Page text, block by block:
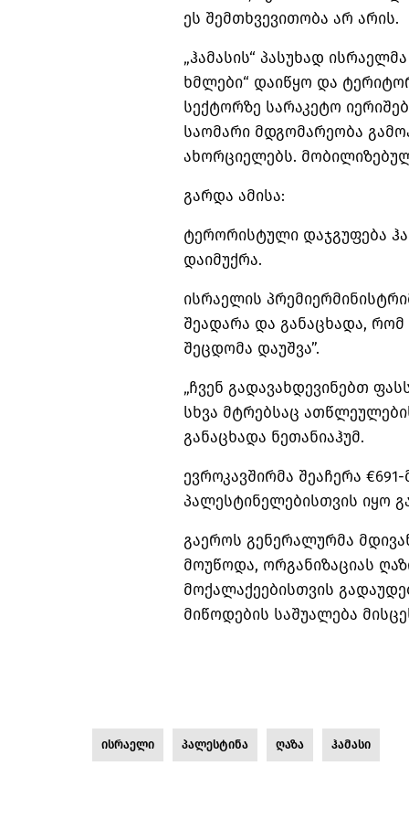
ეს შემთხვევითობა არ არის.
„ჰამასის“ პასუხად
ხმლები“ დაიწყო და
სექტორზე სარაკეტო
საომარი მდგომარეობა
ახორციელებს.
გარდა ამისა:
ტერორისტული დაჯგუფება
დაიმუქრა.
ისრაელის
შეადარა და განაცხადა, რომ
შეცდომა დაუშვა”.
„ჩვენ გადავახდევინებთ
სხვა მტრებსაც
განაცხადა ნეთანიაჰუმ.
ევროკავშირმა შეაჩერა
პალესტინელებისთვის იყო
გაეროს გენერალურმა
მოუწოდა, ორგანიზაციას
მოქალაქეებისთვის
მიწოდების საშუალება
ისრაელი პალესტინა ღაზა ჰამასი